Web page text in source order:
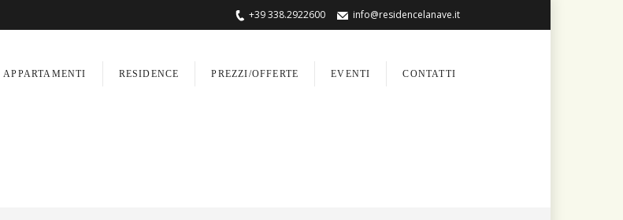
+39 338.2922600 info@residencelanave.it
APPARTAMENTI RESIDENCE PREZZI/OFFERTE EVENTI CONTATTI